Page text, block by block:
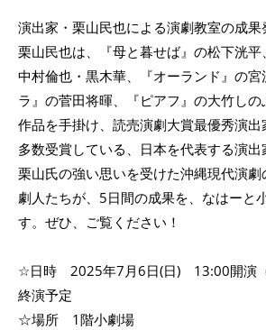
演出家・栗山民也による演劇教室の成果
栗山民也は、『母と暮せば』の松下洸
中村倫也・黒木華、『オーランド』の
ラ』の菅田将暉、『ピアフ』の大竹し
作品を手掛け、読売演劇大賞最優秀演
多数受賞している、日本を代表する演出
栗山氏の強い思いを受けた沖縄現代演
劇人たちが、5日間の成果を、なはーと
す。ぜひ、ご覧ください！
☆日時 2025年7月6日(日) 13:00開演
終演予定
☆場所 1階小劇場